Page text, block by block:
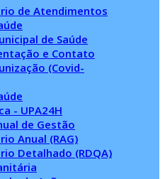
de Atendimentos
de Saúde
e Contato
(Covid-
- UPA24H
de Gestão
Anual (RAG)
Detalhado (RDQA)